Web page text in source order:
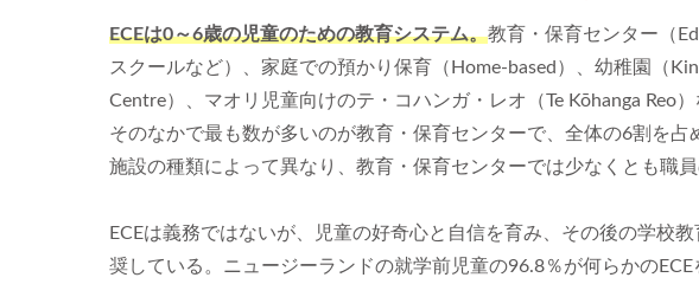
ECEは0～6歳の児童のための教育システム。教育・保育センター（
スクールなど）、家庭での預かり保育（Home-based）、幼稚園（
Centre）、マオリ児童向けのテ・コハンガ・レオ（Te Kōhanga Reo
そのなかで最も数が多いのが教育・保育センターで、全体の6割を
施設の種類によって異なり、教育・保育センターでは少なくとも職
ECEは義務ではないが、児童の好奇心と自信を育み、その後の学校
奨している。ニュージーランドの就学前児童の96.8％が何らかのECE